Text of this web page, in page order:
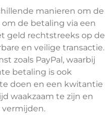
manieren om de
de betaling via een
geld rechtstreeks op de
en veilige transactie.
zoals PayPal, waarbij
betaling is ook
doen en een kwitantie
waakzaam te zijn en